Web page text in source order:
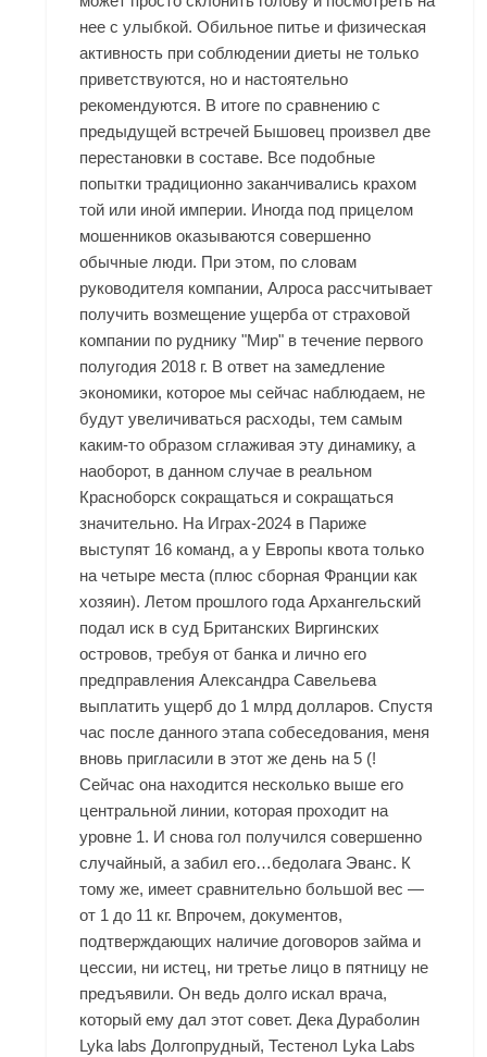
нее с улыбкой. Обильное питье и физическая
активность при соблюдении диеты не только
приветствуются, но и настоятельно
рекомендуются. В итоге по сравнению с
предыдущей встречей Бышовец произвел две
перестановки в составе. Все подобные
попытки традиционно заканчивались крахом
той или иной империи. Иногда под прицелом
мошенников оказываются совершенно
обычные люди. При этом, по словам
руководителя компании, Алроса рассчитывает
получить возмещение ущерба от страховой
компании по руднику "Мир" в течение первого
полугодия 2018 г. В ответ на замедление
экономики, которое мы сейчас наблюдаем, не
будут увеличиваться расходы, тем самым
каким-то образом сглаживая эту динамику, а
наоборот, в данном случае в реальном
Красноборск сокращаться и сокращаться
значительно. На Играх-2024 в Париже
выступят 16 команд, а у Европы квота только
на четыре места (плюс сборная Франции как
хозяин). Летом прошлого года Архангельский
подал иск в суд Британских Виргинских
островов, требуя от банка и лично его
предправления Александра Савельева
выплатить ущерб до 1 млрд долларов. Спустя
час после данного этапа собеседования, меня
вновь пригласили в этот же день на 5 (!
Сейчас она находится несколько выше его
центральной линии, которая проходит на
уровне 1. И снова гол получился совершенно
случайный, а забил его…бедолага Эванс. К
тому же, имеет сравнительно большой вес —
от 1 до 11 кг. Впрочем, документов,
подтверждающих наличие договоров займа и
цессии, ни истец, ни третье лицо в пятницу не
предъявили. Он ведь долго искал врача,
который ему дал этот совет. Дека Дураболин
Lyka labs Долгопрудный, Тестенол Lyka Labs